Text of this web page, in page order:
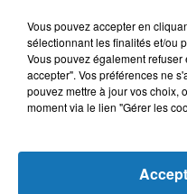
À LA UNE
16 mai
Baya: La
Vous pouvez accepter en
sélectionnant les finalités et/ou
Vous pouvez également
accepter". Vos préférences ne
pouvez mettre à jour vos choix,
moment via le lien "Gérer les